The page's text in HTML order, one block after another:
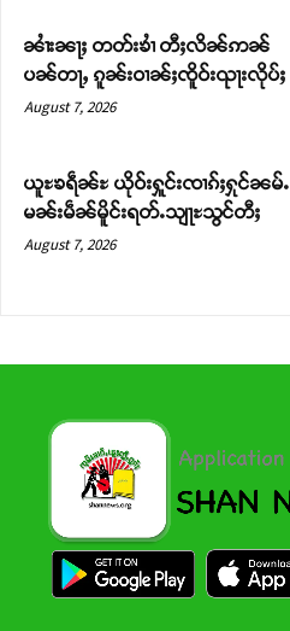
ၼၢႆးၼႃႈ တတ်းၶၢႆ တီႈလိၼ်ဢၼ်
ပၼ်တႃႇ ၵူၼ်းဝၢၼ်ႈၸိူဝ်းၺႃးလိုပ်ႈ
August 7, 2026
ယူႊၶရဵၼ်ႊ ယိုဝ်းႁူင်းၸၢၵ်ႈႁုင်ၼမ်ႉ
မၼ်းမဵၼ်မိူင်းရတ်ႉသျႃႊသွင်တီႈ
August 7, 2026